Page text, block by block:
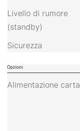
Livello di rumore
(standby)
Sicurezza
Opzioni
Alimentazione carta